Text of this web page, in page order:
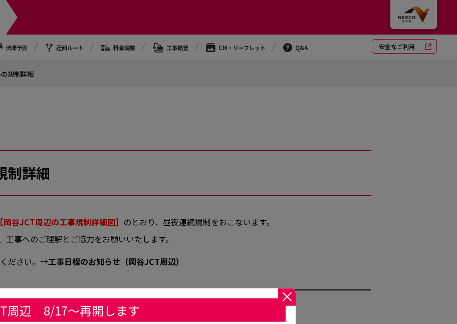
渋滞予測 迂回ルート 料金調整 工事概要 CM・リーフレット Q&A 安全なご利用
規制詳細
制詳細
【岡谷JCT周辺の工事規制詳細図】 のとおり、昼夜連続規制をおこないます。
事へのご理解とご協力をお願いいたします。
ださい。→工事日程のお知らせ（岡谷JCT周辺）
連続・車線規制 ＜全４回の規制。うち2回は終了＞
周辺 8/17～再開します